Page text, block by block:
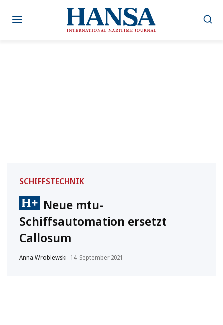
Inhalt
SCHIFFSTECHNIK
Neue mtu-
Schiffsautomation ersetzt
Callosum
Anna Wroblewski–14. September 2021